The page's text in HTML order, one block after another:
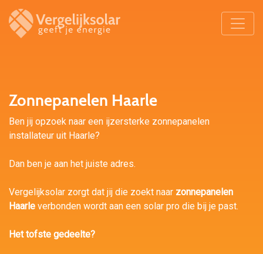
Zonnepanelen Haarle
Ben jij opzoek naar een ijzersterke zonnepanelen
installateur uit Haarle?
Dan ben je aan het juiste adres.
Vergelijksolar zorgt dat jij die zoekt naar zonnepanelen
Haarle verbonden wordt aan een solar pro die bij je past.
Het tofste gedeelte?